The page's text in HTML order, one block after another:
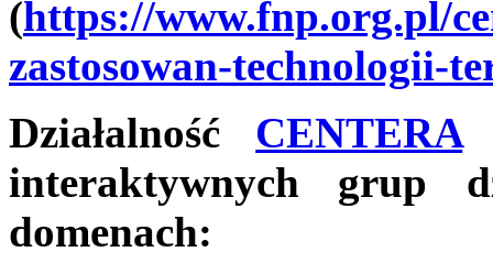
(https://www.fnp.org.pl/
zastosowan-technologii-
Działalność CENTERA
interaktywnych grup
domenach: